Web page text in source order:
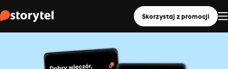
Skorzystaj z promocji